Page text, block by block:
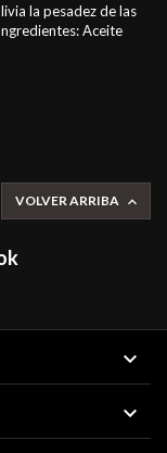
la pesadez de las
Aceite
Mosqueta + Aceites
y Limón Modo de
realizar un masaje
VOLVER ARRIBA 

